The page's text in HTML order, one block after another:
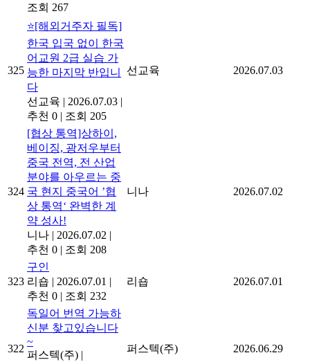
조회 267
325
⭐[해외거주자 필독]
한국 입국 없이 한국
어교원 2급 실습 가
능한 마지막 반입니
다
선교육 | 2026.07.03 |
추천 0 | 조회 205
선교육 2026.07.03
324
[협상 통역]상하이,
베이징, 광저우부터
중국 전역, 전 산업
분야를 아우르는 중
국 현지 중국어 ’협
상 통역‘ 완벽한 계
약 성사!
니나 | 2026.07.02 |
추천 0 | 조회 208
니나 2026.07.02
323
구인
리숍 | 2026.07.01 |
추천 0 | 조회 232
리숍 2026.07.01
322
독일어 번역 가능하
신분 찾고있습니다
~
퍼스텍(주) |
퍼스텍(주) 2026.06.29